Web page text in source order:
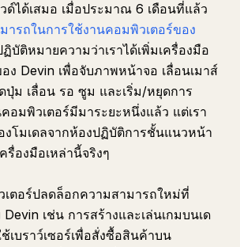
ด์ได้เสมอ เมื่อประมาณ 6 เดือนที่แล้ว
ารถในการใช้งานคอมพิวเตอร์ของ
บัติหมายความว่าเราได้เพิ่มเครื่องมือ
Devin เพื่อจับภาพหน้าจอ เลื่อนเมาส์
ม เลื่อน รอ ซูม และเริ่ม/หยุดการ
อมพิวเตอร์มีมาระยะหนึ่งแล้ว แต่เรา
งโมเดลจากห้องปฏิบัติการชั้นแนวหน้า
รื่องมือเหล่านี้จริงๆ
เตอร์ปลดล็อกความสามารถใหม่ที่
เช่น การสร้างและเล่นเกมบนเด
เบราว์เซอร์เพื่อสั่งซื้อสินค้าบน